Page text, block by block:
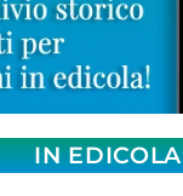
IN EDICOLA